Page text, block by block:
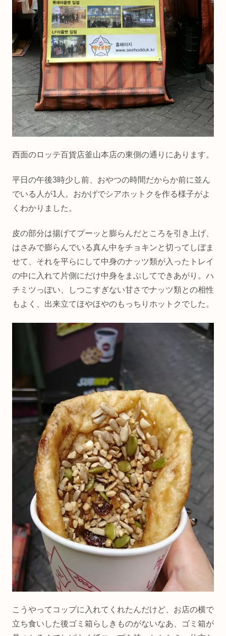
西面のロッテ百貨店釜山本店の東側の通りにあります。
平日の午後3時少し前、おやつの時間だからか前に並ん
でいる人が1人。おかげでシアホットクを作る様子がよ
くわかりました。
皮の部分は揚げてプーッと膨らんだところを引き上げ、
はさみで膨らんでいる真ん中をチョキンと切ってしぼま
せて、それを平らにして中身のナッツ類が入ったトレイ
の中に入れて片側にだけ中身をまぶしてできあがり。ハ
チミツっぽい、しつこすぎない甘さでナッツ類との相性
もよく、出来立てほやほやのもっちりホットクでした。
こうやってコップに入れてくれたんだけど、お店の横で
立ち食いした後ゴミ箱らしきものがないなあ、ゴミ箱が